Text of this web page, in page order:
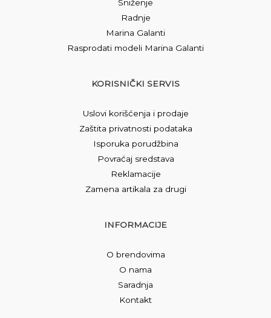
Sniženje
Radnje
Marina Galanti
Rasprodati modeli Marina Galanti
KORISNIČKI SERVIS
Uslovi korišćenja i prodaje
Zaštita privatnosti podataka
Isporuka porudžbina
Povraćaj sredstava
Reklamacije
Zamena artikala za drugi
INFORMACIJE
O brendovima
O nama
Saradnja
Kontakt